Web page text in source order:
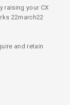
raising your CX
22march22
and retain